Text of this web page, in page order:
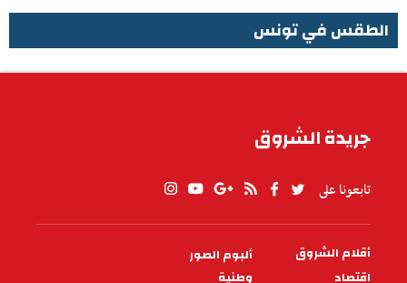
الطقس في تونس
جريدة الشروق
تابعونا على
PIED
DE
أقلام الشروق
ألبوم الصور
اقتصاد
وطنية